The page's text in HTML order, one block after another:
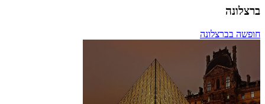
ברצלונה
חופשה בברצלונה